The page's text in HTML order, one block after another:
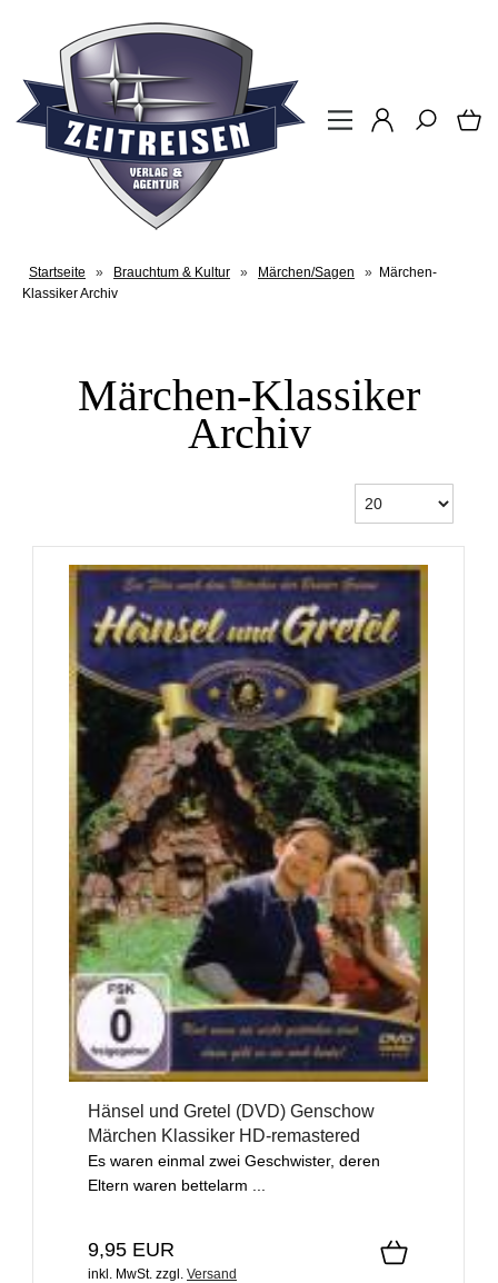
Startseite » Brauchtum & Kultur » Märchen/Sagen » Märchen-
Klassiker Archiv
Märchen-Klassiker
Archiv
Hänsel und Gretel (DVD) Genschow
Märchen Klassiker HD-remastered
Es waren einmal zwei Geschwister, deren
Eltern waren bettelarm ...
9,95 EUR
inkl. MwSt. zzgl. Versand